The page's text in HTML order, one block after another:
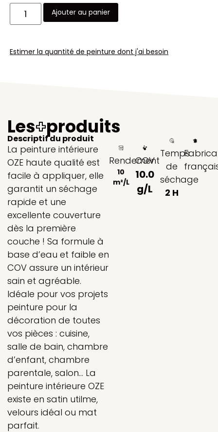
Ajouter au panier
Estimer la quantité de peinture dont j'ai besoin
Les+produits
Descriptif du produit
La peinture intérieure
OZE haute qualité est
facile à appliquer, elle
garantit un séchage
rapide et une
excellente couverture
dès la première
couche ! Sa formule à
base d’eau et faible en
COV assure un intérieur
sain et agréable.
Idéale pour vos projets
peinture pour la
décoration de toutes
vos pièces : cuisine,
salle de bain, chambre
d’enfant, chambre
parentale, salon… La
peinture intérieure OZE
existe en satin utilme,
velours idéal ou mat
parfait.
Rendement
10
m²/L
COV
10.0
g/L
Temps
de
séchage
2 H